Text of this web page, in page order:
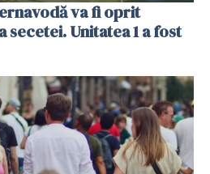
va fi oprit
Unitatea 1 a fost